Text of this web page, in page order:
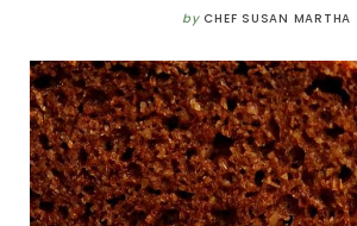
by CHEF SUSAN MARTHA